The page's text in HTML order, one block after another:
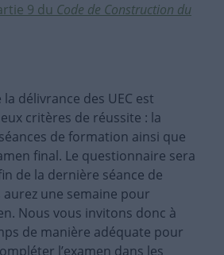
9 du Code de Construction du
délivrance des UEC est
critères de réussite : la
de formation ainsi que
final. Le questionnaire sera
de la dernière séance de
une semaine pour
Nous vous invitons donc à
de manière adéquate pour
l’examen dans les